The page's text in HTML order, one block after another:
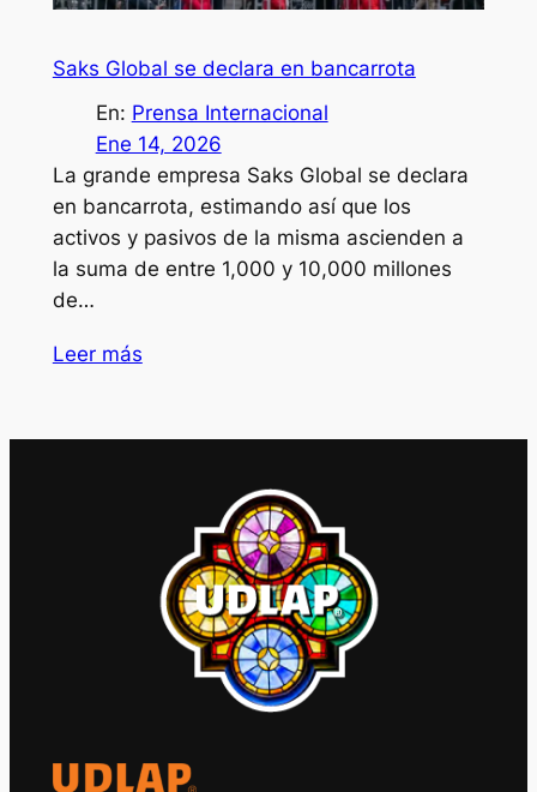
Saks Global se declara en bancarrota
En: Prensa Internacional
Ene 14, 2026
La grande empresa Saks Global se declara
en bancarrota, estimando así que los
activos y pasivos de la misma ascienden a
la suma de entre 1,000 y 10,000 millones
de…
Leer más